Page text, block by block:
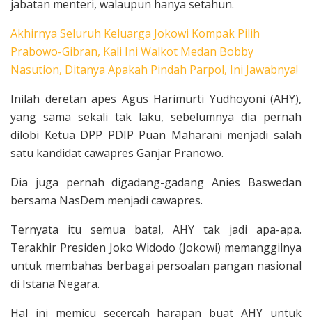
jabatan menteri, walaupun hanya setahun.
Akhirnya Seluruh Keluarga Jokowi Kompak Pilih
Prabowo-Gibran, Kali Ini Walkot Medan Bobby
Nasution, Ditanya Apakah Pindah Parpol, Ini Jawabnya!
Inilah deretan apes Agus Harimurti Yudhoyoni (AHY),
yang sama sekali tak laku, sebelumnya dia pernah
dilobi Ketua DPP PDIP Puan Maharani menjadi salah
satu kandidat cawapres Ganjar Pranowo.
Dia juga pernah digadang-gadang Anies Baswedan
bersama NasDem menjadi cawapres.
Ternyata itu semua batal, AHY tak jadi apa-apa.
Terakhir Presiden Joko Widodo (Jokowi) memanggilnya
untuk membahas berbagai persoalan pangan nasional
di Istana Negara.
Hal ini memicu secercah harapan buat AHY untuk